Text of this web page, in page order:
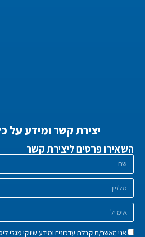
יצירת קשר ומידע על
השאירו פרטים ליצירת קשר
אני מאשר/ת קבלת עדכונים ומידע שיווקי מגלי